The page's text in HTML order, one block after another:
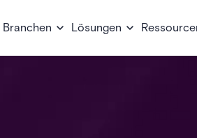
Branchen Lösungen